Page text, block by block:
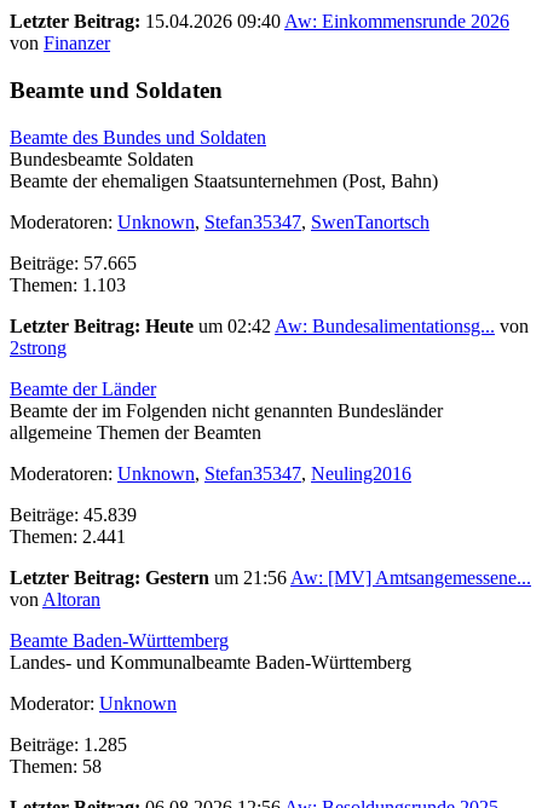
Letzter Beitrag: 15.04.2026 09:40 Aw: Einkommensrunde 2026
von Finanzer
Beamte und Soldaten
Beamte des Bundes und Soldaten
Bundesbeamte Soldaten
Beamte der ehemaligen Staatsunternehmen (Post, Bahn)
Moderatoren: Unknown, Stefan35347, SwenTanortsch
Beiträge: 57.665
Themen: 1.103
Letzter Beitrag: Heute um 02:42 Aw: Bundesalimentationsg... von
2strong
Beamte der Länder
Beamte der im Folgenden nicht genannten Bundesländer
allgemeine Themen der Beamten
Moderatoren: Unknown, Stefan35347, Neuling2016
Beiträge: 45.839
Themen: 2.441
Letzter Beitrag: Gestern um 21:56 Aw: [MV] Amtsangemessene...
von Altoran
Beamte Baden-Württemberg
Landes- und Kommunalbeamte Baden-Württemberg
Moderator: Unknown
Beiträge: 1.285
Themen: 58